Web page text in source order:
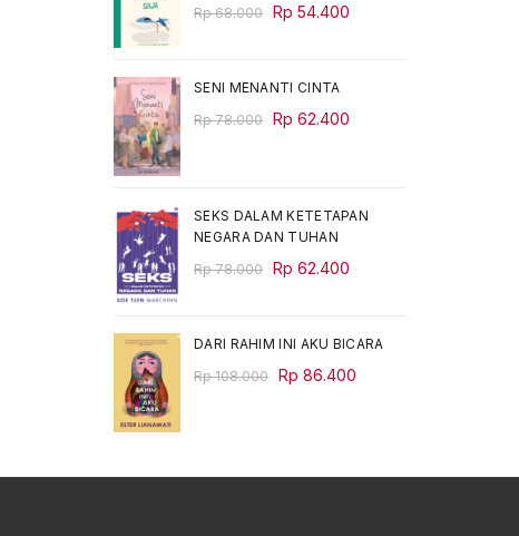
Rp68.000 Original
Rp 68.000.
Rp 54.400
SENI MENANTI CINTA
Rp78.000 Original
Rp 62.400
SEKS DALAM KETETAPAN
NEGARA DAN TUHAN
Rp78.000 Original
Rp 78.000.
Rp 62.400
Rp 62.400.
DARI RAHIM INI AKU BICARA
Rp108.000 Original
Rp 86.400